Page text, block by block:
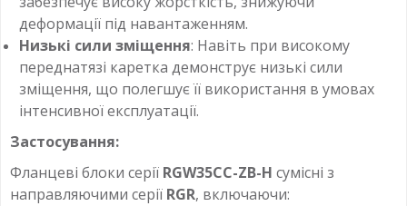
деформації під навантаженням.
Низькі сили зміщення: Навіть при високому
переднатязі каретка демонструє низькі сили
зміщення, що полегшує її використання в умовах
інтенсивної експлуатації.
Застосування:
Фланцеві блоки серії RGW35CC-ZB-H сумісні з
направляючими серії RGR, включаючи: